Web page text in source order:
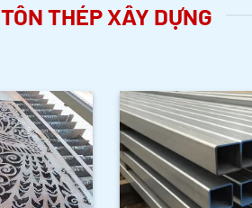
TÔN THÉP XÂY DỰNG